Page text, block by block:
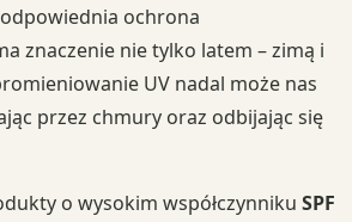
ochrona
znaczenie nie tylko latem – zimą i
UV nadal może nas
przez chmury oraz odbijając się
o wysokim współczynniku SPF